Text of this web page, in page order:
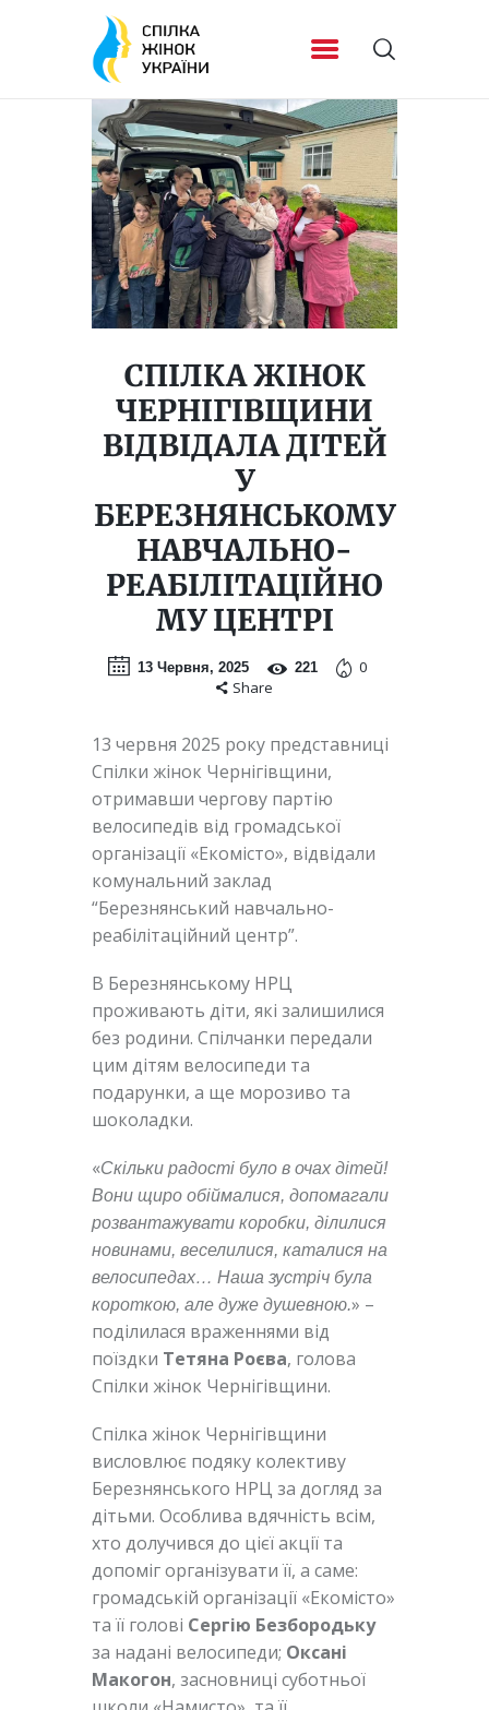
СПІЛКА ЖІНОК
ЧЕРНІГІВЩИНИ
ВІДВІДАЛА ДІТЕЙ
У
БЕРЕЗНЯНСЬКОМУ
НАВЧАЛЬНО-
РЕАБІЛІТАЦІЙНО
МУ ЦЕНТРІ
13 Червня, 2025 221
0
Share
13 червня 2025 року представниці
Спілки жінок Чернігівщини,
отримавши чергову партію
велосипедів від громадської
організації «Екомісто», відвідали
комунальний заклад
“Березнянський навчально-
реабілітаційний центр”.
В Березнянському НРЦ
проживають діти, які залишилися
без родини. Спілчанки передали
цим дітям велосипеди та
подарунки, а ще морозиво та
шоколадки.
«Скільки радості було в очах дітей!
Вони щиро обіймалися, допомагали
розвантажувати коробки, ділилися
новинами, веселилися, каталися на
велосипедах… Наша зустріч була
короткою, але дуже душевною.» –
поділилася враженнями від
поїздки Тетяна Роєва, голова
Спілки жінок Чернігівщини.
Спілка жінок Чернігівщини
висловлює подяку колективу
Березнянського НРЦ за догляд за
дітьми. Особлива вдячність всім,
хто долучився до цієї акції та
допоміг організувати її, а саме:
громадській організації «Екомісто»
та її голові Сергію Безбородьку
за надані велосипеди; Оксані
Макогон, засновниці суботньої